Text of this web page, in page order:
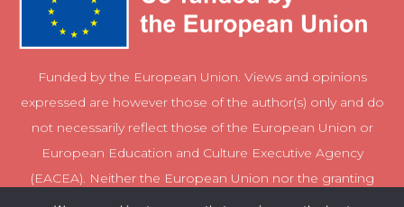
Funded by the European Union. Views and opinions
expressed are however those of the author(s) only and do
not necessarily reflect those of the European Union or
European Education and Culture Executive Agency
(EACEA). Neither the European Union nor the granting
authority can be held responsible for them.